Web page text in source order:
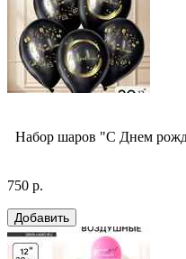
Набор шаров "С Днем
750 р.